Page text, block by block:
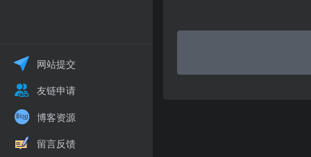
网站提交
友链申请
博客资源
留言反馈